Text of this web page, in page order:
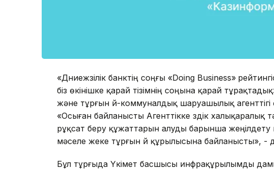
«Дүниежүзілік банктің соңғы «Doing Business»
біз өкінішке қарай тізімнің соңына қарай
және тұрғын үй-коммуналдық шаруашылық агенттігі
«Осыған байланысты Агенттікке үздік халықаралық
рұқсат беру құжаттарын алуды барынша жеңілдету
мәселе жеке тұрғын үй құрылысына байланысты»,
Бұл тұрғыда Үкімет басшысы инфрақұрылымды